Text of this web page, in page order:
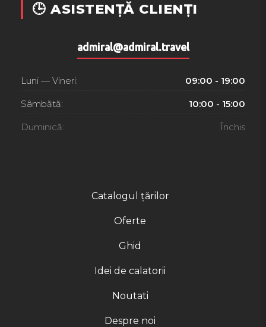
Catalogul țărilor
Oferte
Ghid
Idei de calatorii
Noutati
Despre noi
🕒 ASISTENȚĂ CLIENȚI
admiral@admiral.travel
Luni — Vineri: 09:00 - 19:00
Sâmbătă: 10:00 - 15:00
Duminică: Închis